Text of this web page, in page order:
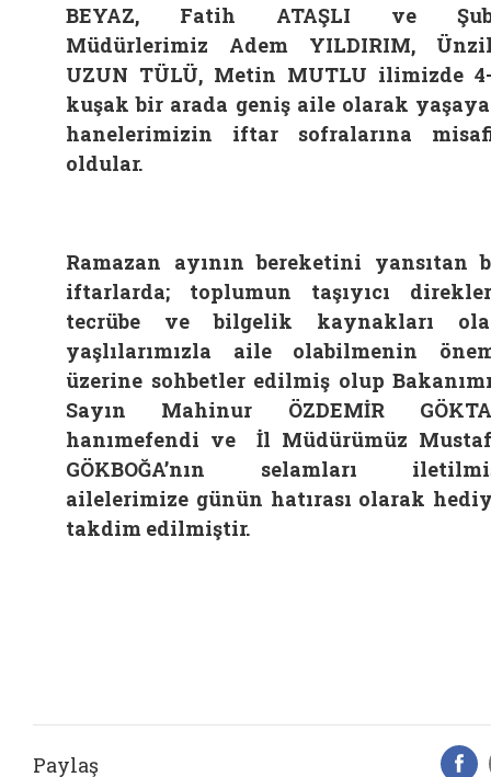
BEYAZ, Fatih ATAŞLI ve
Müdürlerimiz Adem YILDIRIM,
UZUN TÜLÜ, Metin MUTLU ilimizde
kuşak bir arada geniş aile olarak
hanelerimizin iftar sofralarına
oldular.
Ramazan ayının bereketini yansıtan
iftarlarda; toplumun taşıyıcı
tecrübe ve bilgelik kaynakları
yaşlılarımızla aile olabilmenin
üzerine sohbetler edilmiş olup
Sayın Mahinur ÖZDEMİR
hanımefendi ve İl Müdürümüz
GÖKBOĞA’nın selamları
ailelerimize günün hatırası olarak
takdim edilmiştir.
Paylaş